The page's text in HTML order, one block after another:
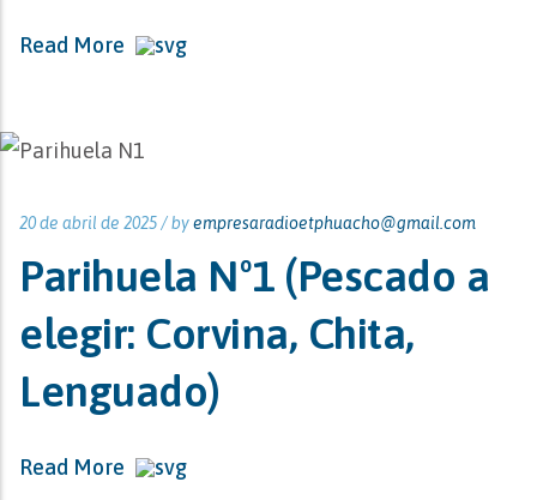
Read More
20 de abril de 2025 /byempresaradioetphuacho@gmail.com
Parihuela Nº1 (Pescado a
elegir: Corvina, Chita,
Lenguado)
Read More